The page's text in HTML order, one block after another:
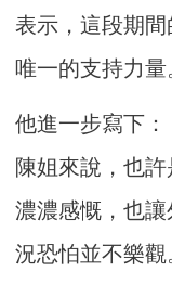
表示，這段期
唯一的支持力量
他進一步寫下
陳姐來說，也
濃濃感慨，也
況恐怕並不樂